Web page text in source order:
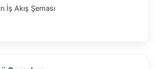
İş Akış Şeması